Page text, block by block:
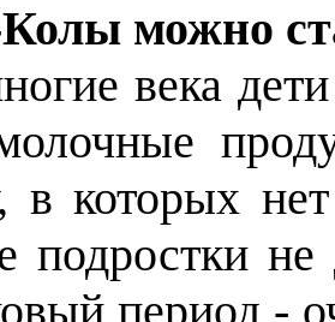
можно
века
в которых
подростки
период -